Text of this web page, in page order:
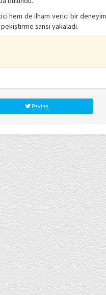
hem de ilham verici bir
şansı yakaladı.
Paylaş